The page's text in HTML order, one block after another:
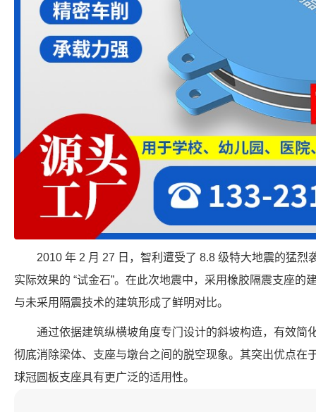
2010 年 2 月 27 日，智利遭受了 8.8 级特大地震的猛烈
实际效果的 “试金石”。在此次地震中，采用橡胶隔震支座的
与未采用隔震技术的建筑形成了鲜明对比。
通过依据建筑纵横坡角度专门设计的斜坡构造，有效简
彻底消除梁体、支座与墩台之间的脱空现象。其突出优点在
球冠圆板支座具有更广泛的适用性。